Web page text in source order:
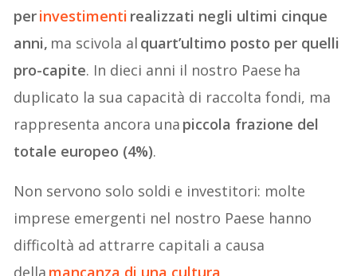
perinvestimenti realizzati negli ultimi cinque
anni, ma scivola al quart’ultimo posto per quelli
pro-capite. In dieci anni il nostro Paese ha
duplicato la sua capacità di raccolta fondi, ma
rappresenta ancora una piccola frazione del
totale europeo (4%).
Non servono solo soldi e investitori: molte
imprese emergenti nel nostro Paese hanno
difficoltà ad attrarre capitali a causa